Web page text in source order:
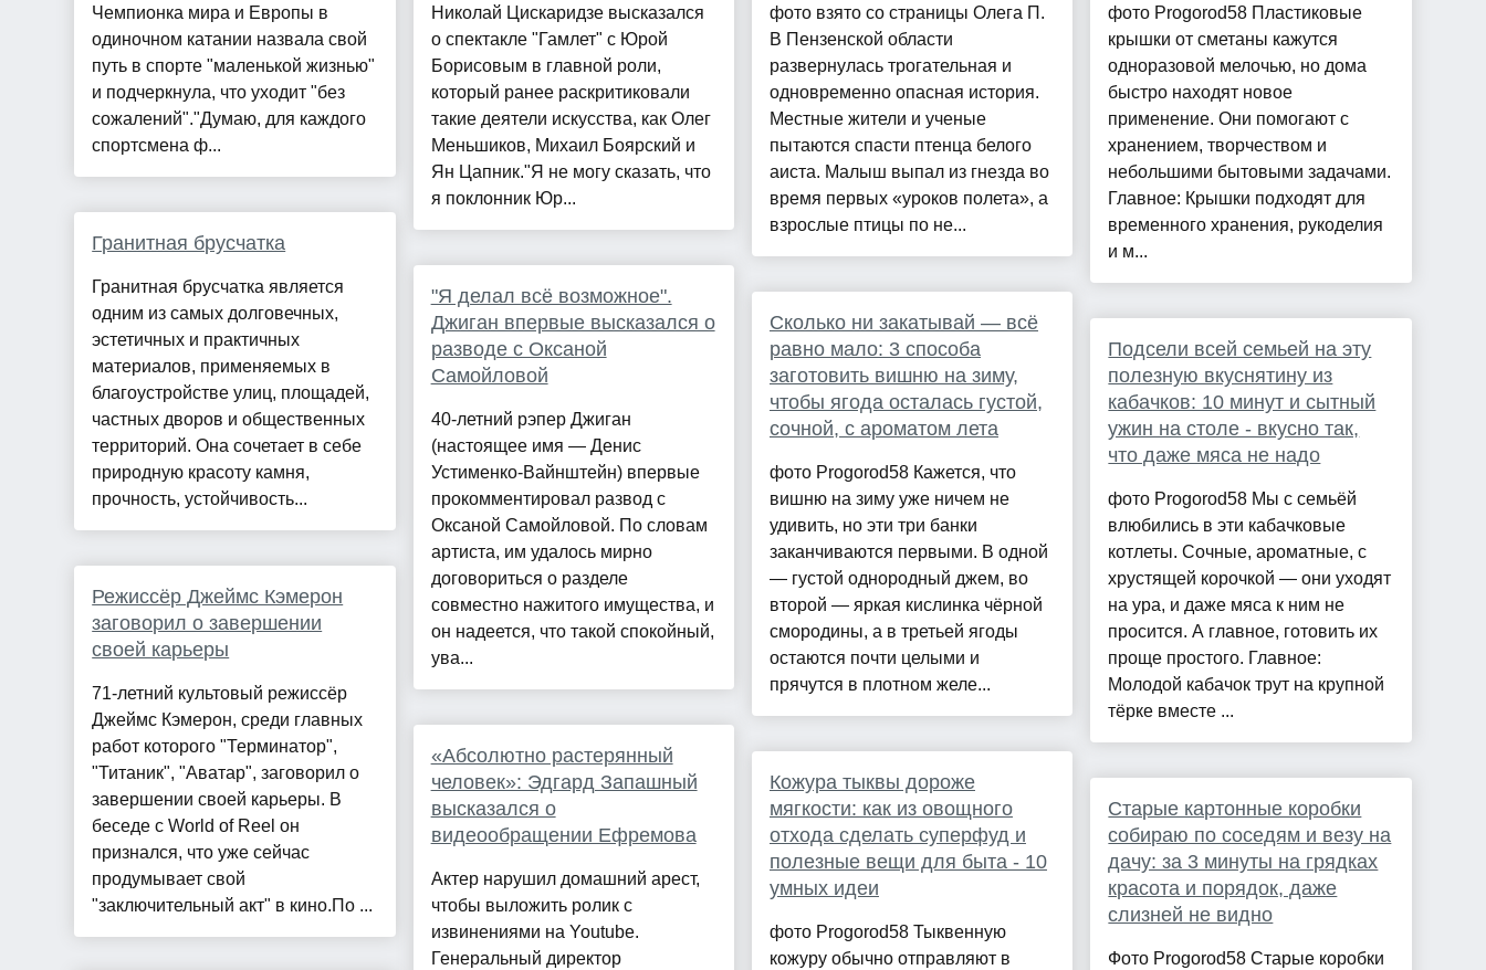
Чемпионка мира и Европы в
одиночном катании назвала свой
путь в спорте "маленькой жизнью"
и подчеркнула, что уходит "без
сожалений"."Думаю, для каждого
спортсмена ф...
Гранитная брусчатка
Гранитная брусчатка является
одним из самых долговечных,
эстетичных и практичных
материалов, применяемых в
благоустройстве улиц, площадей,
частных дворов и общественных
территорий. Она сочетает в себе
природную красоту камня,
прочность, устойчивость...
Режиссёр Джеймс Кэмерон
заговорил о завершении
своей карьеры
71-летний культовый режиссёр
Джеймс Кэмерон, среди главных
работ которого "Терминатор",
"Титаник", "Аватар", заговорил о
завершении своей карьеры. В
беседе с World of Reel он
признался, что уже сейчас
продумывает свой
"заключительный акт" в кино.По ...
Николай Цискаридзе высказался
о спектакле "Гамлет" с Юрой
Борисовым в главной роли,
который ранее раскритиковали
такие деятели искусства, как Олег
Меньшиков, Михаил Боярский и
Ян Цапник."Я не могу сказать, что
я поклонник Юр...
"Я делал всё возможное".
Джиган впервые высказался о
разводе с Оксаной
Самойловой
40-летний рэпер Джиган
(настоящее имя — Денис
Устименко-Вайнштейн) впервые
прокомментировал развод с
Оксаной Самойловой. По словам
артиста, им удалось мирно
договориться о разделе
совместно нажитого имущества, и
он надеется, что такой спокойный,
ува...
«Абсолютно растерянный
человек»: Эдгард Запашный
высказался о
видеообращении Ефремова
Актер нарушил домашний арест,
чтобы выложить ролик с
извинениями на Youtube.
Генеральный директор
фото взято со страницы Олега П.
В Пензенской области
развернулась трогательная и
одновременно опасная история.
Местные жители и ученые
пытаются спасти птенца белого
аиста. Малыш выпал из гнезда во
время первых «уроков полета», а
взрослые птицы по не...
Сколько ни закатывай — всё
равно мало: 3 способа
заготовить вишню на зиму,
чтобы ягода осталась густой,
сочной, с ароматом лета
фото Progorod58 Кажется, что
вишню на зиму уже ничем не
удивить, но эти три банки
заканчиваются первыми. В одной
— густой однородный джем, во
второй — яркая кислинка чёрной
смородины, а в третьей ягоды
остаются почти целыми и
прячутся в плотном желе...
Кожура тыквы дороже
мягкости: как из овощного
отхода сделать суперфуд и
полезные вещи для быта - 10
умных идеи
фото Progorod58 Тыквенную
кожуру обычно отправляют в
фото Progorod58 Пластиковые
крышки от сметаны кажутся
одноразовой мелочью, но дома
быстро находят новое
применение. Они помогают с
хранением, творчеством и
небольшими бытовыми задачами.
Главное: Крышки подходят для
временного хранения, рукоделия
и м...
Подсели всей семьей на эту
полезную вкуснятину из
кабачков: 10 минут и сытный
ужин на столе - вкусно так,
что даже мяса не надо
фото Progorod58 Мы с семьёй
влюбились в эти кабачковые
котлеты. Сочные, ароматные, с
хрустящей корочкой — они уходят
на ура, и даже мяса к ним не
просится. А главное, готовить их
проще простого. Главное:
Молодой кабачок трут на крупной
тёрке вместе ...
Старые картонные коробки
собираю по соседям и везу на
дачу: за 3 минуты на грядках
красота и порядок, даже
слизней не видно
Фото Progorod58 Старые коробки